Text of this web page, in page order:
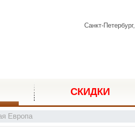
Санкт-Петербург,
СКИДКИ
Европа